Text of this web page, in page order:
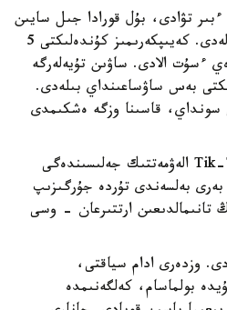
تۋادى، بۇل قورادا جىل سايىن
8-9 شاقتى بوتا دۇنيەگە كەلەدى. كەيىپكەرىمىز كۇندەلىكتى 5
ودان 10 ليتردەي ءسۇت الادى. ساۋىن تۇيەلەرگە
بەس ساۋساعىنداي بىلەدى.
سونداي، قاسىنا وزگە ەشكىمدى
تاڭشولپان فايزراحمانوۆا Tik-Tok الەۋمەتتىك جەلىسىندەگى
بەلسەندى تۇردە جۇرگىزىپ
تانىمالدىعىن ارتتىرعان - وسى
وزدەرى ادام سياقتى،
بولماسام، كەلگەنىمدە